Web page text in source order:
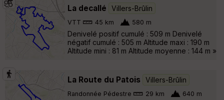
La decallé Villers-Brûlin
VTT 45 km 580 m
Denivelé positif cumulé : 509 m Denivelé
négatif cumulé : 505 m Altitude maxi : 190 m
Altitude mini : 81 m Altitude moyenne : 144 m »
La Route du Patois Villers-Brûlin
Randonnée Pédestre 29 km 640 m